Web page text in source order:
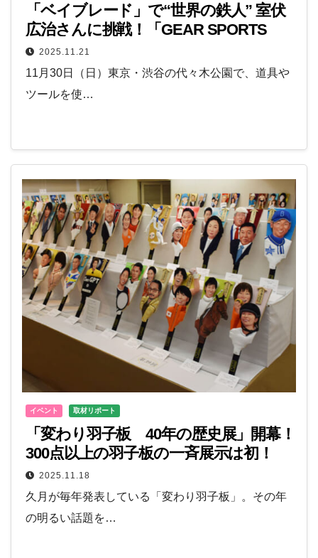
「ベイブレード」で“世界の鉄人” 室伏
広治さんに挑戦！「GEAR SPORTS
DAY 2025」11月30日開催
2025.11.21
11月30日（日）東京・渋谷の代々木公園で、道具や
ツールを使…
イベント 取材リポート
「変わり羽子板 40年の歴史展」開幕！
300点以上の羽子板の一斉展示は初！
2025.11.18
久月が毎年発表している「変わり羽子板」。その年
の明るい話題を…